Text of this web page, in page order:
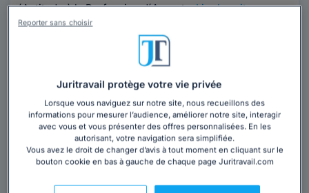
´Aptitude à la Profession d´Avocat...Lire la suite
Maître Guillaume PERRIER
Avocat au barreau des Hauts de Seine
Juritravail protège votre vie privée
Lorsque vous naviguez sur notre site, nous recueillons des
informations pour mesurer l’audience, améliorer notre site, interagir
avec vous et vous présenter des offres personnalisées. En les
autorisant, votre navigation sera simplifiée.
Vous avez le droit de changer d’avis à tout moment en cliquant sur le
bouton cookie en bas à gauche de chaque page Juritravail.com
Reporter sans choisir